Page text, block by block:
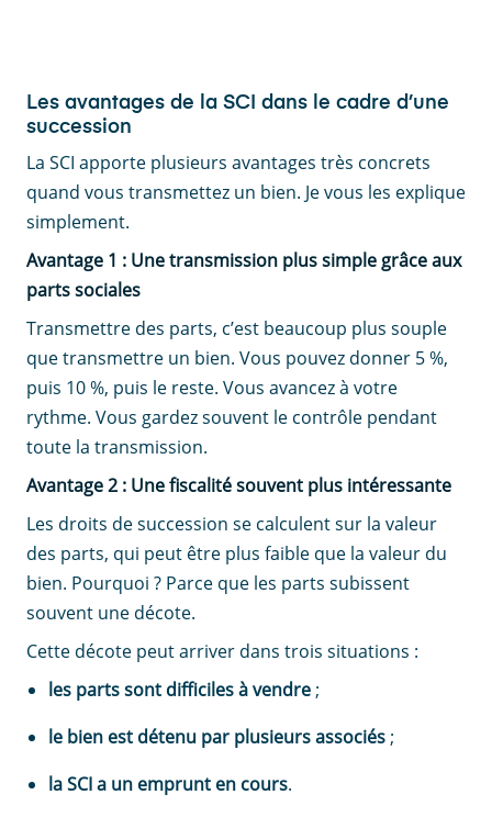
Les avantages de la SCI dans le cadre d’une
succession
La SCI apporte plusieurs avantages très concrets
quand vous transmettez un bien. Je vous les explique
simplement.
Avantage 1 : Une transmission plus simple grâce aux
parts sociales
Transmettre des parts, c’est beaucoup plus souple
que transmettre un bien. Vous pouvez donner 5 %,
puis 10 %, puis le reste. Vous avancez à votre
rythme. Vous gardez souvent le contrôle pendant
toute la transmission.
Avantage 2 : Une fiscalité souvent plus intéressante
Les droits de succession se calculent sur la valeur
des parts, qui peut être plus faible que la valeur du
bien. Pourquoi ? Parce que les parts subissent
souvent une décote.
Cette décote peut arriver dans trois situations :
les parts sont difficiles à vendre ;
le bien est détenu par plusieurs associés ;
la SCI a un emprunt en cours.